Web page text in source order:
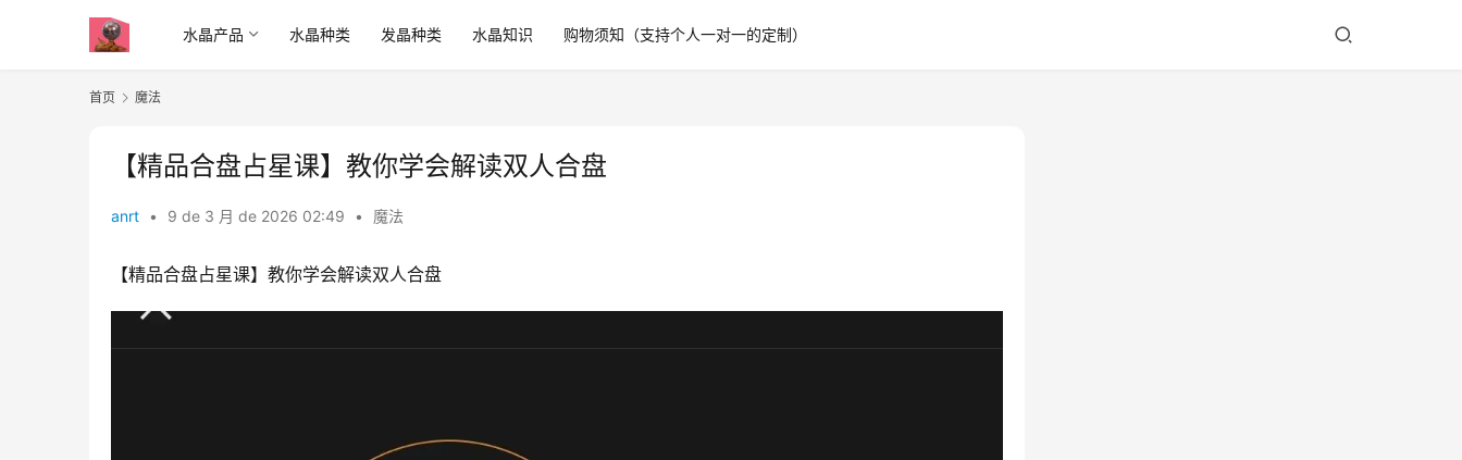
水晶产品 水晶种类 发晶种类 水晶知识 购物须知（支持个人一对一的定制）
首页 魔法
【精品合盘占星课】教你学会解读双人合盘
anrt • 9 de 3 月 de 2026 02:49 • 魔法
【精品合盘占星课】教你学会解读双人合盘